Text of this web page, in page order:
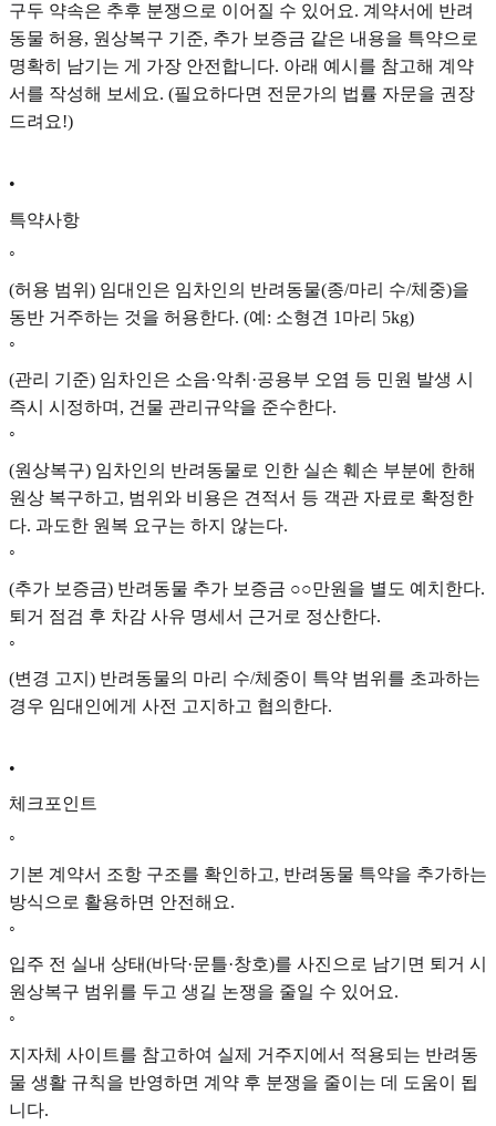
구두 약속은 추후 분쟁으로 이어질 수 있어요. 계약서에 반려
동물 허용, 원상복구 기준, 추가 보증금 같은 내용을 특약으로
명확히 남기는 게 가장 안전합니다. 아래 예시를 참고해 계약
서를 작성해 보세요. (필요하다면 전문가의 법률 자문을 권장
드려요!)
•
특약사항
◦
(허용 범위) 임대인은 임차인의 반려동물(종/마리 수/체중)을
동반 거주하는 것을 허용한다. (예: 소형견 1마리 5kg)
◦
(관리 기준) 임차인은 소음·악취·공용부 오염 등 민원 발생 시
즉시 시정하며, 건물 관리규약을 준수한다.
◦
(원상복구) 임차인의 반려동물로 인한 실손 훼손 부분에 한해
원상 복구하고, 범위와 비용은 견적서 등 객관 자료로 확정한
다. 과도한 원복 요구는 하지 않는다.
◦
(추가 보증금) 반려동물 추가 보증금 ○○만원을 별도 예치한다.
퇴거 점검 후 차감 사유 명세서 근거로 정산한다.
◦
(변경 고지) 반려동물의 마리 수/체중이 특약 범위를 초과하는
경우 임대인에게 사전 고지하고 협의한다.
•
체크포인트
◦
기본 계약서 조항 구조를 확인하고, 반려동물 특약을 추가하는
방식으로 활용하면 안전해요.
◦
입주 전 실내 상태(바닥·문틀·창호)를 사진으로 남기면 퇴거 시
원상복구 범위를 두고 생길 논쟁을 줄일 수 있어요.
◦
지자체 사이트를 참고하여 실제 거주지에서 적용되는 반려동
물 생활 규칙을 반영하면 계약 후 분쟁을 줄이는 데 도움이 됩
니다.